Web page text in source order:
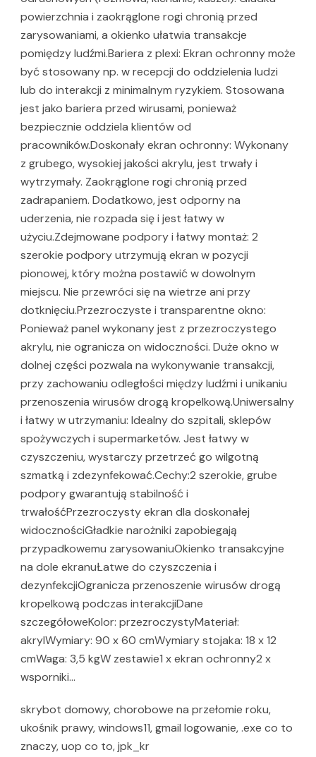
powierzchnia i zaokrąglone rogi chronią przed
zarysowaniami, a okienko ułatwia transakcje
pomiędzy ludźmi.Bariera z plexi: Ekran ochronny może
być stosowany np. w recepcji do oddzielenia ludzi
lub do interakcji z minimalnym ryzykiem. Stosowana
jest jako bariera przed wirusami, ponieważ
bezpiecznie oddziela klientów od
pracowników.Doskonały ekran ochronny: Wykonany
z grubego, wysokiej jakości akrylu, jest trwały i
wytrzymały. Zaokrąglone rogi chronią przed
zadrapaniem. Dodatkowo, jest odporny na
uderzenia, nie rozpada się i jest łatwy w
użyciu.Zdejmowane podpory i łatwy montaż: 2
szerokie podpory utrzymują ekran w pozycji
pionowej, który można postawić w dowolnym
miejscu. Nie przewróci się na wietrze ani przy
dotknięciu.Przezroczyste i transparentne okno:
Ponieważ panel wykonany jest z przezroczystego
akrylu, nie ogranicza on widoczności. Duże okno w
dolnej części pozwala na wykonywanie transakcji,
przy zachowaniu odległości między ludźmi i unikaniu
przenoszenia wirusów drogą kropelkową.Uniwersalny
i łatwy w utrzymaniu: Idealny do szpitali, sklepów
spożywczych i supermarketów. Jest łatwy w
czyszczeniu, wystarczy przetrzeć go wilgotną
szmatką i zdezynfekować.Cechy:2 szerokie, grube
podpory gwarantują stabilność i
trwałośćPrzezroczysty ekran dla doskonałej
widocznościGładkie narożniki zapobiegają
przypadkowemu zarysowaniuOkienko transakcyjne
na dole ekranuŁatwe do czyszczenia i
dezynfekcjiOgranicza przenoszenie wirusów drogą
kropelkową podczas interakcjiDane
szczegółoweKolor: przezroczystyMateriał:
akrylWymiary: 90 x 60 cmWymiary stojaka: 18 x 12
cmWaga: 3,5 kgW zestawie1 x ekran ochronny2 x
wsporniki…
skrybot domowy, chorobowe na przełomie roku,
ukośnik prawy, windows11, gmail logowanie, .exe co to
znaczy, uop co to, jpk_kr